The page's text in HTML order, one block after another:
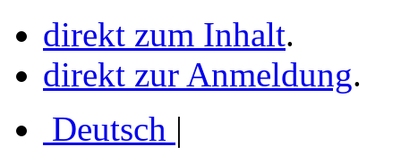
direkt zum Inhalt.
direkt zur Anmeldung.
Deutsch |